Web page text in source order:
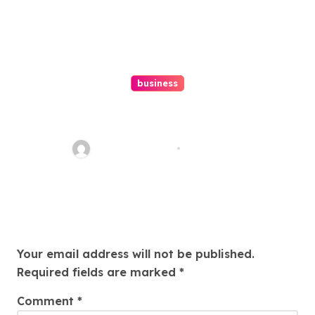
business
Your email address will not be published.
Required fields are marked *
Comment *